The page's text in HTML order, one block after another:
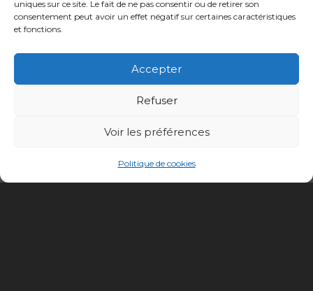
uniques sur ce site. Le fait de ne pas consentir ou de retirer son
consentement peut avoir un effet négatif sur certaines caractéristiques
et fonctions.
Accepter
Refuser
Voir les préférences
Politique de cookies